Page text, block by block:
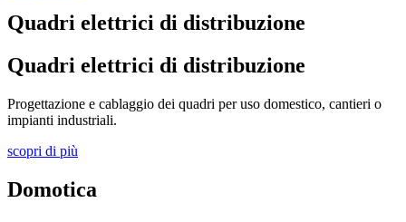
Quadri elettrici di distribuzione
Quadri elettrici di distribuzione
Progettazione e cablaggio dei quadri per uso domestico, cantieri o
impianti industriali.
scopri di più
Domotica